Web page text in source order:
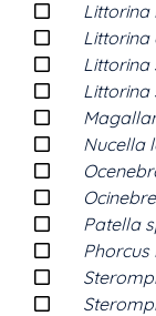
Littorina
Littorina
Littorina
Littorina
Nucella
Patella
Phorcus